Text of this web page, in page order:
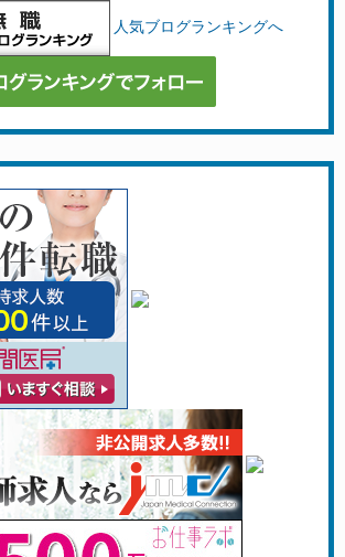
人気ブログランキングへ